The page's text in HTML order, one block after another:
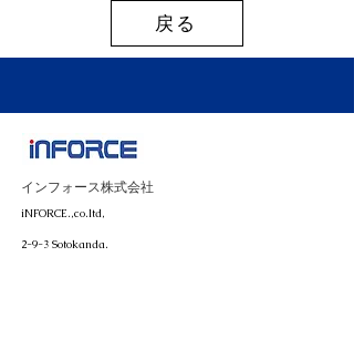
戻る
インフォース株式会社
iNFORCE.,co.ltd,
2-9-3 Sotokanda,